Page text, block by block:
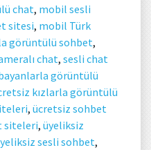
chat, mobil sesli
sitesi, mobil Türk
görüntülü sohbet,
chat, sesli chat
görüntülü
kızlarla görüntülü
, ücretsiz sohbet
siteleri, üyeliksiz
sesli sohbet,